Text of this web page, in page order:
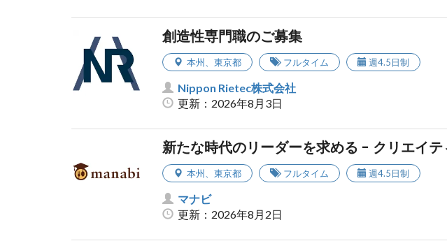
創造性専門職のご募集
本州、 東京都 フルタイム 週4.5日制
Nippon Rietec株式会社
更新：2026年8月3日
新たな時代のリーダーを求める - クリエイ
本州、 東京都 フルタイム 週4.5日制
マナビ
更新：2026年8月2日